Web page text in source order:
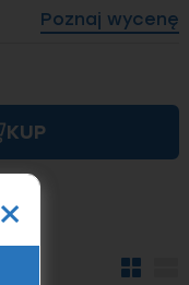
Poznaj wycenę
KUP
Widok
×